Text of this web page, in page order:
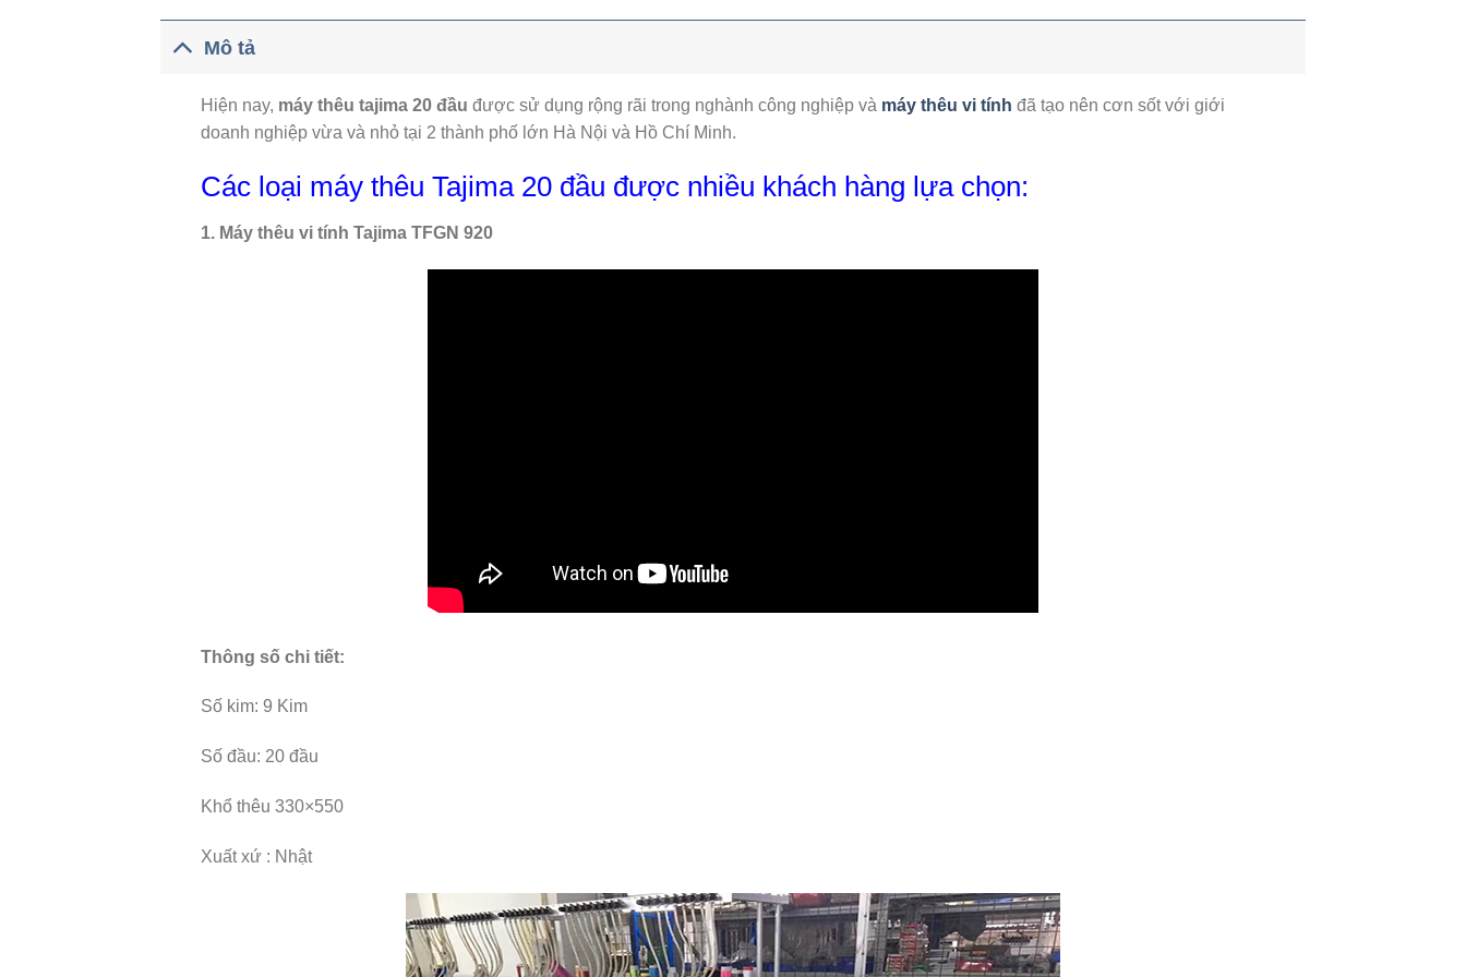
Mô tả
Hiện nay, máy thêu tajima 20 đầu được sử dụng rộng rãi trong nghành công nghiệp và máy thêu vi tính đã tạo nên cơn sốt với giới
doanh nghiệp vừa và nhỏ tại 2 thành phố lớn Hà Nội và Hồ Chí Minh.
Các loại máy thêu Tajima 20 đầu được nhiều khách hàng lựa chọn:
1. Máy thêu vi tính Tajima TFGN 920
Thông số chi tiết:
Số kim: 9 Kim
Số đầu: 20 đầu
Khổ thêu 330×550
Xuất xứ : Nhật